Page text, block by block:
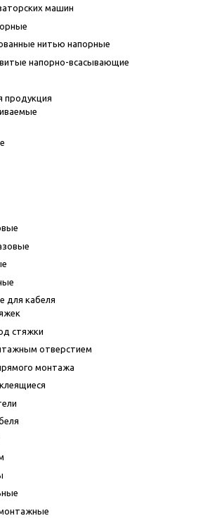
машин
нитью напорные
напорно-всасывающие
продукция
для кабеля
стяжки
отверстием
монтажа